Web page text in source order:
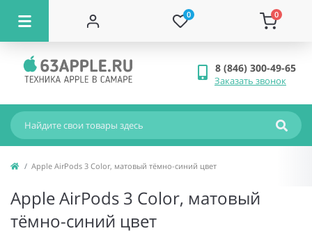
0 0
8 (846) 300-49-65
Заказать звонок
Apple AirPods 3 Color, матовый тёмно-синий цвет
Apple AirPods 3 Color, матовый
тёмно-синий цвет